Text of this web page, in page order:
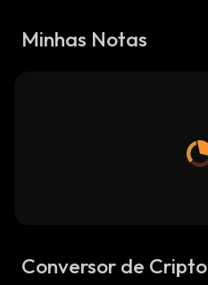
Minhas Notas
Conversor de Cripto